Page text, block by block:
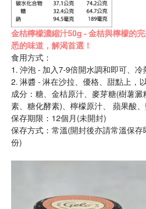
金桔檸檬濃縮汁50g - 金桔與檸檬的完
悉的味道， 解渴首選！
食用方式：
1. 沖泡 - 加入7-9倍開水調和即可、冷
2. 淋醬 - 淋在沙拉、優格、甜點上，
成分： 糖、 金桔原汁、麥芽糖(樹薯澱
素、 糖化酵素)、檸檬原汁、 蘋果酸、
保存期限：12個月(未開封)
保存方式：常溫(開封後亦請常溫保
份)